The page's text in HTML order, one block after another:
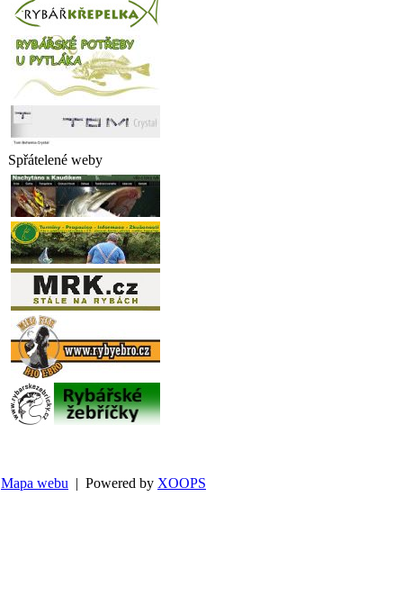
Spřátelené weby
Mapa webu | Powered by XOOPS